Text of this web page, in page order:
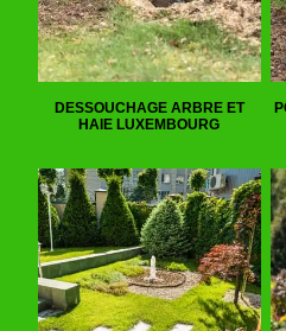
DESSOUCHAGE ARBRE ET
HAIE LUXEMBOURG